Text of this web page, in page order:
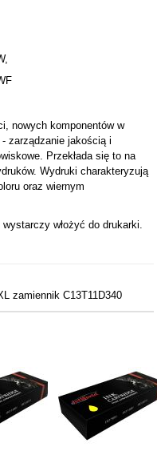
nowych komponentów w
zarządzanie jakością i
Przekłada się to na
Wydruki charakteryzują
oraz wiernym
włożyć do drukarki.
zamiennik C13T11D340